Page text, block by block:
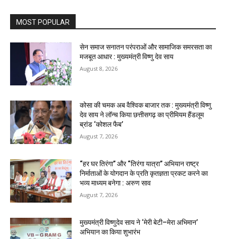
MOST POPULAR
सेन समाज सनातन परंपराओं और सामाजिक समरसता का
मजबूत आधार : मुख्यमंत्री विष्णु देव साय
August 8, 2026
कोसा की चमक अब वैश्विक बाजार तक : मुख्यमंत्री विष्णु
देव साय ने लॉन्च किया छत्तीसगढ़ का प्रीमियम हैंडलूम
ब्रांड ‘कोशल फैब’
August 7, 2026
“हर घर तिरंगा” और “तिरंगा यात्रा” अभियान राष्ट्र
निर्माताओं के योगदान के प्रति कृतज्ञता प्रकट करने का
भव्य माध्यम बनेगा : अरुण साव
August 7, 2026
मुख्यमंत्री विष्णुदेव साय ने ‘मेरी बेटी–मेरा अभिमान’
अभियान का किया शुभारंभ